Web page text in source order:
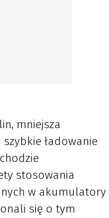
mniejsza
ładowanie
stosowania
w akumulatory
się o tym